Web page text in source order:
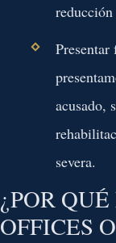
Presentar
acusado,
severa.
¿POR
OFFICES